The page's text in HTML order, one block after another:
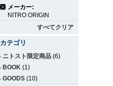
メーカー:
NITRO ORIGIN
すべてクリア
カテゴリ
ニトスト限定商品 (6)
BOOK (1)
GOODS (10)